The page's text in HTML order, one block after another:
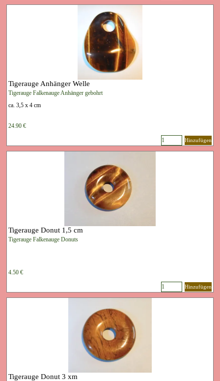
Tigerauge Anhänger Welle
Tigerauge Falkenauge Anhänger gebohrt
ca. 3,5 x 4 cm
24.90 €
Hinzufügen
Tigerauge Donut 1,5 cm
Tigerauge Falkenauge Donuts
4.50 €
Hinzufügen
Tigerauge Donut 3 xm